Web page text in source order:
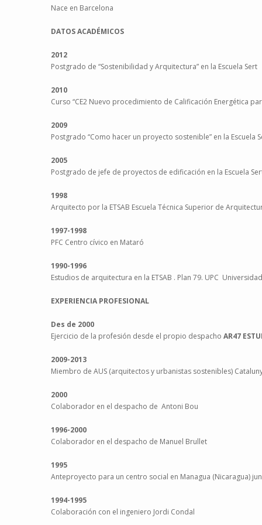
Nace en Barcelona
DATOS ACADÉMICOS
2012
Postgrado de “Sostenibilidad y Arquitectura” en la Escuela Sert
2010
Curso “CE2 Nuevo procedimiento de Calificación Energética
2009
Postgrado “Como hacer un proyecto sostenible” en la Escuela
2005
Postgrado de jefe de proyectos de edificación en la Escuela
1998
Arquitecto por la ETSAB Escuela Técnica Superior de
1997-1998
PFC Centro cívico en Mataró
1990-1996
Estudios de arquitectura en la ETSAB . Plan 79. UPC
EXPERIENCIA PROFESIONAL
Des de 2000
Ejercicio de la profesión desde el propio despacho AR47
2009-2013
Miembro de AUS (arquitectos y urbanistas sostenibles)
2000
Colaborador en el despacho de Antoni Bou
1996-2000
Colaborador en el despacho de Manuel Brullet
1995
Anteproyecto para un centro social en Managua (Nicaragua)
1994-1995
Colaboración con el ingeniero Jordi Condal